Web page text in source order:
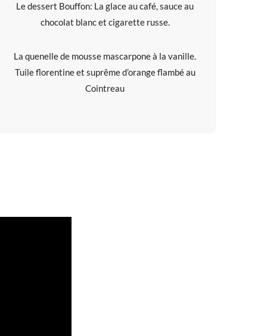
Le dessert Bouffon: La glace au café, sauce au
chocolat blanc et cigarette russe.
La quenelle de mousse mascarpone à la vanille.
Tuile florentine et suprême d’orange flambé au
Cointreau